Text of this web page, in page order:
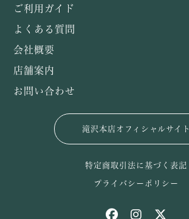
ご利用ガイド
よくある質問
会社概要
店舗案内
お問い合わせ
滝沢本店オフィシャルサイト
特定商取引法に基づく表記
プライバシーポリシー